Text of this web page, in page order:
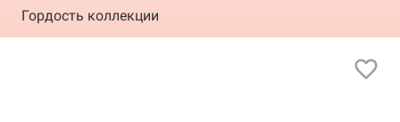
Гордость коллекции